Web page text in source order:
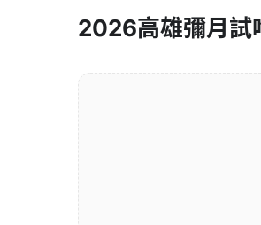
2026高雄彌月試